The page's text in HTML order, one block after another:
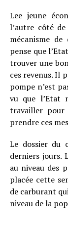
Lee jeune
l’autre côté
mécanisme
pense que
trouver une
ces revenus. Il
pompe n’est
vu que l’Etat
travailler pour
prendre ces
Le dossier du
derniers jours.
au niveau des
placée cette
de carburant
niveau de la